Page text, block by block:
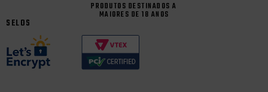
PRODUTOS DESTINADOS A
MAIORES DE 18 ANOS
SELOS